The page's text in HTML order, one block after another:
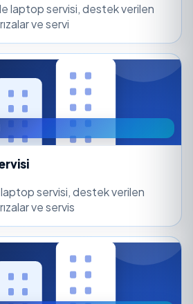
laptop servisi, destek verilen
ve servi
servisi, destek verilen
ve servis